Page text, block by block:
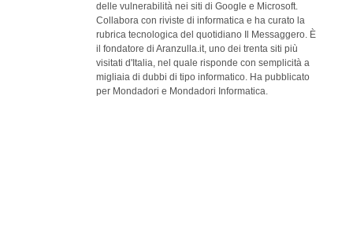
delle vulnerabilità nei siti di Google e Microsoft.
Collabora con riviste di informatica e ha curato la
rubrica tecnologica del quotidiano Il Messaggero. È
il fondatore di Aranzulla.it, uno dei trenta siti più
visitati d'Italia, nel quale risponde con semplicità a
migliaia di dubbi di tipo informatico. Ha pubblicato
per Mondadori e Mondadori Informatica.